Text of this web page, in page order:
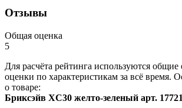
Отзывы
Общая оценка
5
Для расчёта рейтинга используются общие
оценки по характеристикам за всё время.
о товаре:
Бриксэйв XC30 желто-зеленый арт. 17721